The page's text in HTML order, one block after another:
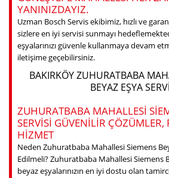
YANINIZDAYIZ.
Uzman Bosch Servis ekibimiz, hızlı ve
sizlere en iyi servisi sunmayı
eşyalarınızı güvenle kullanmaya devam
iletişime geçebilirsiniz.
BAKIRKÖY ZUHURATBABA
BEYAZ EŞYA
ZUHURATBABA MAHALLESI
SERVISI GÜVENILIR ÇÖZÜMLER,
HIZMET
Neden Zuhuratbaba Mahallesi Siemens
Edilmeli? Zuhuratbaba Mahallesi Siemens
beyaz eşyalarınızın en iyi dostu olan